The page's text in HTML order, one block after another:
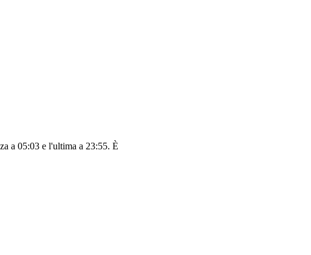
a 05:03 e l'ultima a 23:55. È